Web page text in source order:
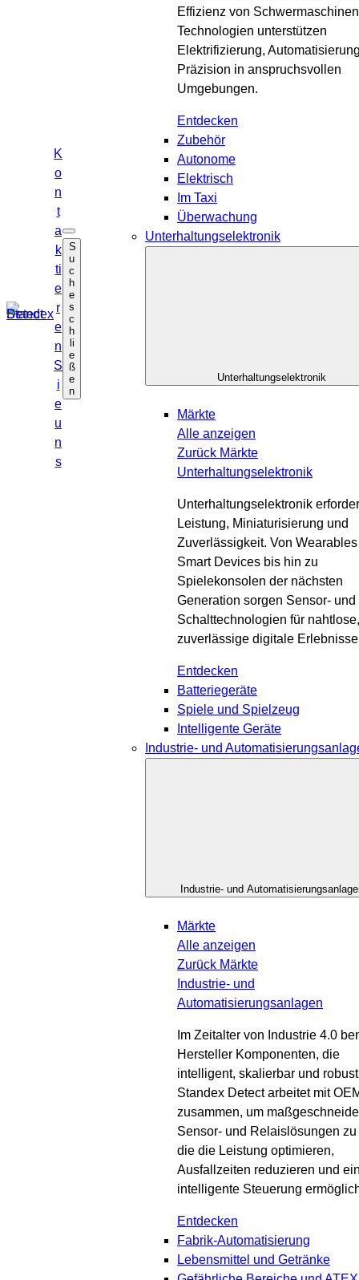
K
o
n
t
a
k
ti
e
r
e
n
S
i
e
u
n
s
S
u
c
h
e
ö
f
f
n
e
n
S
u
c
h
e
s
c
h
li
e
ß
e
n
Effizienz von
Technologien unterstützen
Elektrifizierung,
Präzision in anspruchsvollen
Umgebungen.
Entdecken
Zubehör
Autonome
Elektrisch
Im Taxi
Überwachung
Unterhaltungselektronik
Unterhaltungselektronik
Märkte
Alle anzeigen
Zurück Märkte
Unterhaltungselektronik
Unterhaltungselektronik
Leistung, Miniaturisierung und
Zuverlässigkeit. Von
Smart Devices bis hin zu
Spielekonsolen der nächsten
Generation sorgen Sensor- und
Schalttechnologien für nahtlose,
zuverlässige digitale
Entdecken
Batteriegeräte
Spiele und Spielzeug
Intelligente Geräte
Industrie- und
Industrie- und
Märkte
Alle anzeigen
Zurück Märkte
Industrie- und
Automatisierungsanlagen
Im Zeitalter von Industrie 4.0
Hersteller Komponenten, die
intelligent, skalierbar und
Standex Detect arbeitet mit
zusammen, um
Sensor- und Relaislösungen
die die Leistung optimieren,
Ausfallzeiten reduzieren und
intelligente Steuerung
Entdecken
Fabrik-Automatisierung
Lebensmittel und Getränke